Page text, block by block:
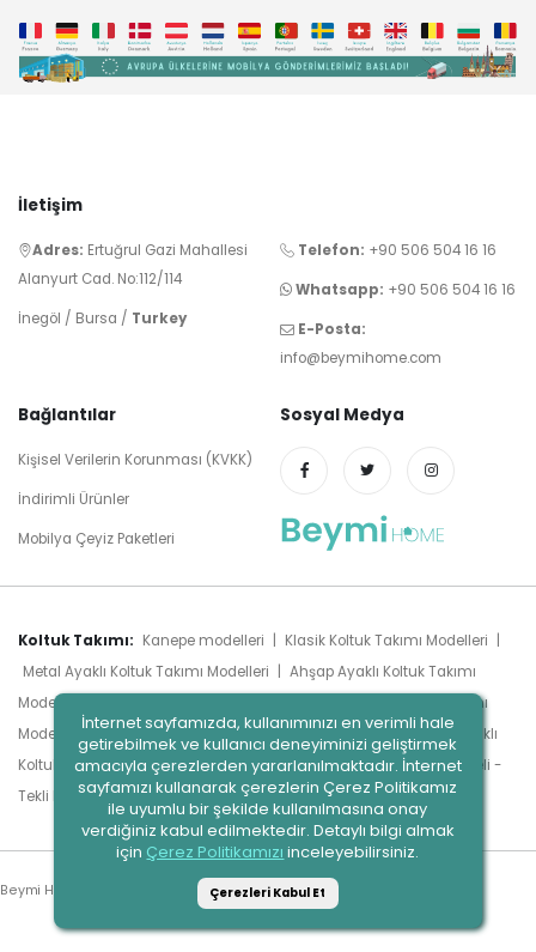
İletişim
Adres: Ertuğrul Gazi Mahallesi
Alanyurt Cad. No:112/114
İnegöl / Bursa / Turkey
Telefon: +90 506 504 16 16
Whatsapp: +90 506 504 16 16
E-Posta:
info@beymihome.com
Bağlantılar
Kişisel Verilerin Korunması (KVKK)
İndirimli Ürünler
Mobilya Çeyiz Paketleri
Sosyal Medya
Koltuk Takımı: Kanepe modelleri Klasik Koltuk Takımı Modelleri
Metal Ayaklı Koltuk Takımı Modelleri
Ahşap Ayaklı Koltuk Takımı
Modelleri
Modern Koltuk Takımı
Modelleri
| Luxury Koltuk Takımı Modelleri | Köşe Takımları | Yataklı
Koltuk Takımı Modeli | Sandıklı Koltuk Takımı Modeli | Berjer Modeli -
Tekli Koltuk Modeli | Tümünü Gör
Beymi Home. © 2023
İnternet sayfamızda, kullanımınızı en verimli hale
getirebilmek ve kullanıcı deneyiminizi geliştirmek
amacıyla çerezlerden yararlanılmaktadır. İnternet
sayfamızı kullanarak çerezlerin Çerez Politikamız
ile uyumlu bir şekilde kullanılmasına onay
verdiğiniz kabul edilmektedir. Detaylı bilgi almak
için Çerez Politikamızı inceleyebilirsiniz.
Çerezleri Kabul Et